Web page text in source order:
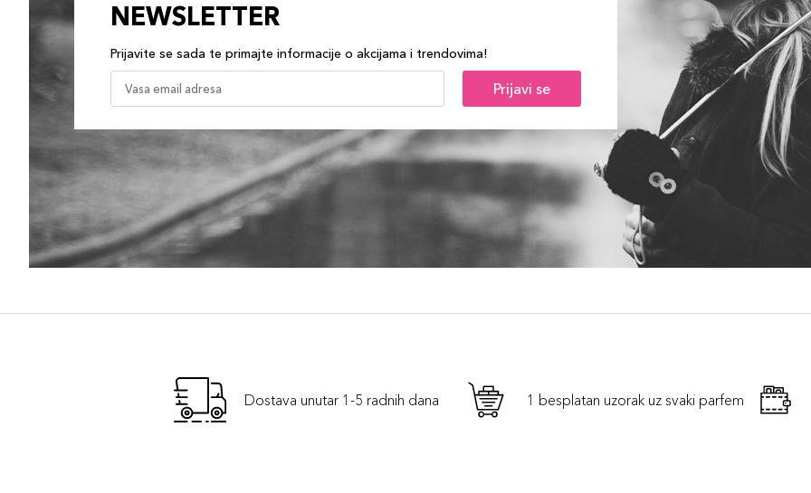
NEWSLETTER
Prijavite se sada te primajte informacije o akcijama i trendovima!
Prijavi se
Dostava unutar 1-5 radnih dana 1 besplatan uzorak uz svaki parfem